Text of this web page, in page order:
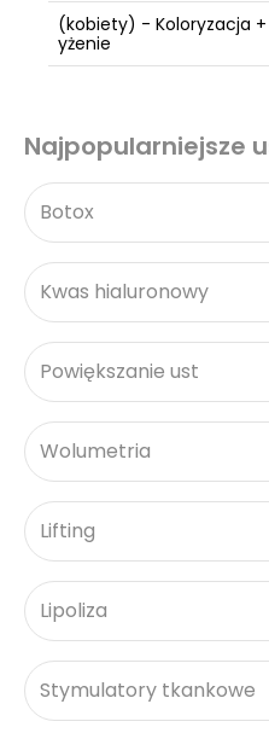
(kobiety) - Koloryzacja +
yżenie
Najpopularniejsze
Botox
Kwas hialuronowy
Powiększanie ust
Wolumetria
Lifting
Lipoliza
Stymulatory tkankowe